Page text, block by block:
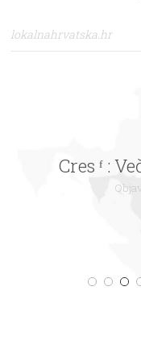
lokalnahrvatska.hr
Cres ᶠ :